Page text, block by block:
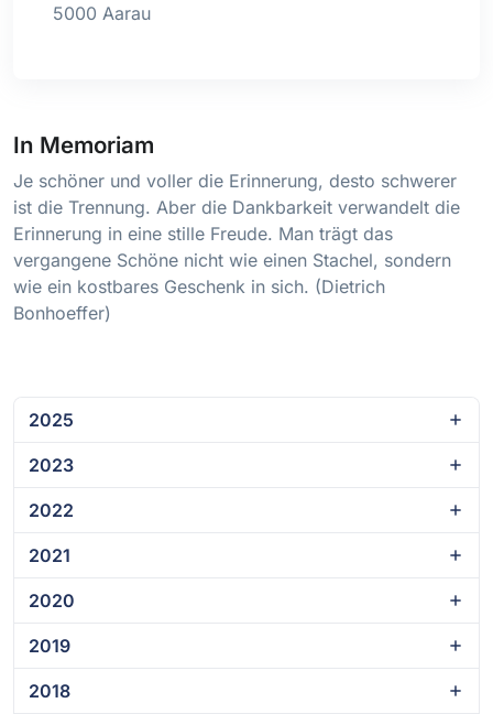
5000 Aarau
In Memoriam
Je schöner und voller die Erinnerung, desto schwerer
ist die Trennung. Aber die Dankbarkeit verwandelt die
Erinnerung in eine stille Freude. Man trägt das
vergangene Schöne nicht wie einen Stachel, sondern
wie ein kostbares Geschenk in sich. (Dietrich
Bonhoeffer)
2025
2023
2022
2021
2020
2019
2018